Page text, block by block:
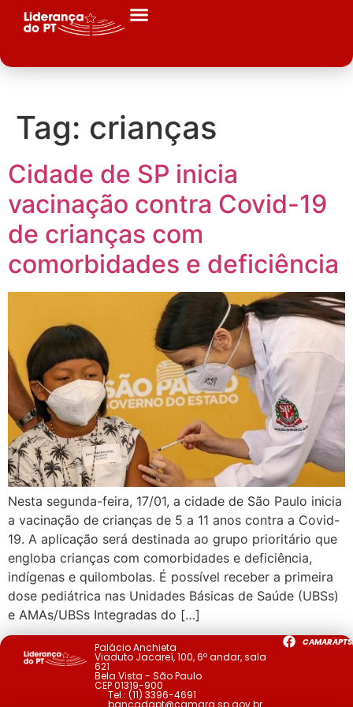
Tag: crianças
Cidade de SP inicia
vacinação contra Covid-19
de crianças com
comorbidades e deficiência
Nesta segunda-feira, 17/01, a cidade de São Paulo inicia
a vacinação de crianças de 5 a 11 anos contra a Covid-
19. A aplicação será destinada ao grupo prioritário que
engloba crianças com comorbidades e deficiência,
indígenas e quilombolas. É possível receber a primeira
dose pediátrica nas Unidades Básicas de Saúde (UBSs)
e AMAs/UBSs Integradas do […]
Palácio Anchieta
Viaduto Jacareí, 100, 6º andar, sala
621
Bela Vista - São Paulo
CEP 01319-900
Tel.: (11) 3396-4691